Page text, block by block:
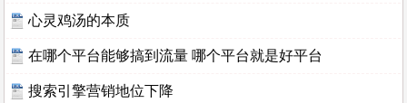
心灵鸡汤的本质
在哪个平台能够搞到流量 哪个平台就是好平台
搜索引擎营销地位下降